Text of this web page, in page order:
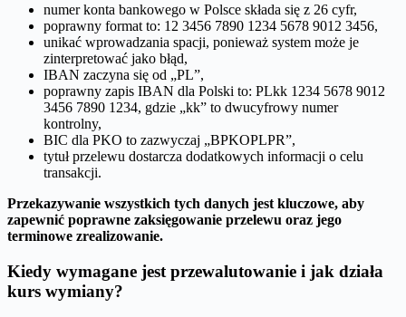
numer konta bankowego w Polsce składa się z 26 cyfr,
poprawny format to: 12 3456 7890 1234 5678 9012 3456,
unikać wprowadzania spacji, ponieważ system może je
zinterpretować jako błąd,
IBAN zaczyna się od „PL”,
poprawny zapis IBAN dla Polski to: PLkk 1234 5678 9012
3456 7890 1234, gdzie „kk” to dwucyfrowy numer
kontrolny,
BIC dla PKO to zazwyczaj „BPKOPLPR”,
tytuł przelewu dostarcza dodatkowych informacji o celu
transakcji.
Przekazywanie wszystkich tych danych jest kluczowe, aby
zapewnić poprawne zaksięgowanie przelewu oraz jego
terminowe zrealizowanie.
Kiedy wymagane jest przewalutowanie i jak działa
kurs wymiany?